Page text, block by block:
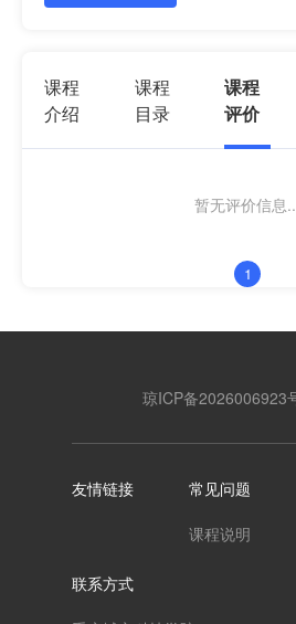
课程
介绍
课程
目录
课程
评价
暂无评价信息
1
琼ICP备2026006923
友情链接 常见问题
课程说明
联系方式